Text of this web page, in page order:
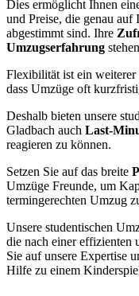
Dies ermöglicht Ihnen
und Preise, die genau
abgestimmt sind. Ihre
Umzugserfahrung
Flexibilität ist ein weiterer
dass Umzüge oft
Deshalb bieten unsere
Gladbach auch Last-
reagieren zu können.
Setzen Sie auf das breite
Umzüge Freunde, um
termingerechten Umzug
Unsere studentischen
die nach einer effizienten
Sie auf unsere Expertise
Hilfe zu einem